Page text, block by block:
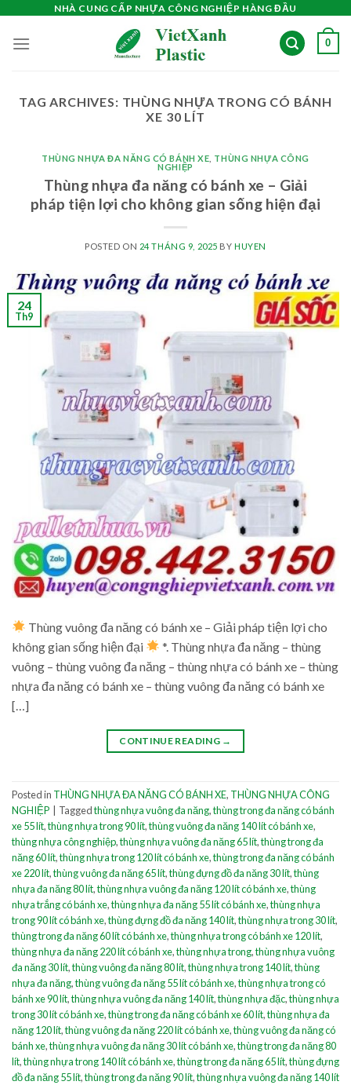
content
NHÀ CUNG CẤP NHỰA CÔNG NGHIỆP HÀNG ĐẦU
0
TAG ARCHIVES: THÙNG NHỰA TRONG CÓ BÁNH
XE 30 LÍT
THÙNG NHỰA ĐA NĂNG CÓ BÁNH XE THÙNG NHỰA CÔNG
NGHIỆP
Thùng nhựa đa năng có bánh xe – Giải
pháp tiện lợi cho không gian sống hiện đại
POSTED ON 24 THÁNG 9, 2025 BY HUYEN
24
Th9
Thùng vuông đa năng có bánh xe – Giải pháp tiện lợi cho
không gian sống hiện đại
*. Thùng nhựa đa năng – thùng
vuông – thùng vuông đa năng – thùng nhựa có bánh xe – thùng
nhựa đa năng có bánh xe – thùng vuông đa năng có bánh xe
[…]
CONTINUE READING →
Posted in THÙNG NHỰA ĐA NĂNG CÓ BÁNH XE, THÙNG NHỰA CÔNG
NGHIỆP
Taggedthùng nhựa vuông đa năng,thùng trong đa năng có bánh
xe 55 lít,thùng nhựa trong 90 lít,thùng vuông đa năng 140 lít có bánh xe,
thùng nhựa công nghiệp,thùng nhựa vuông đa năng 65 lít,thùng trong đa
năng 60 lít,thùng nhựa trong 120 lít có bánh xe,thùng trong đa năng có bánh
xe 220 lít,thùng vuông đa năng 65 lít,thùng đựng đồ đa năng 30 lít,thùng
nhựa đa năng 80 lít,thùng nhựa vuông đa năng 120 lít có bánh xe,thùng
nhựa trắng có bánh xe,thùng nhựa đa năng 55 lít có bánh xe,thùng nhựa
trong 90 lít có bánh xe,thùng đựng đồ đa năng 140 lít,thùng nhựa trong 30 lít,
thùng trong đa năng 60 lít có bánh xe,thùng nhựa trong có bánh xe 120 lít,
thùng nhựa đa năng 220 lít có bánh xe,thùng nhựa trong,thùng nhựa vuông
đa năng 30 lít,thùng vuông đa năng 80 lít,thùng nhựa trong 140 lít,thùng
nhựa đa năng,thùng vuông đa năng 55 lít có bánh xe,thùng nhựa trong có
bánh xe 90 lít,thùng nhựa vuông đa năng 140 lít,thùng nhựa đặc,thùng nhựa
trong 30 lít có bánh xe,thùng trong đa năng có bánh xe 60 lít,thùng nhựa đa
năng 120 lít,thùng vuông đa năng 220 lít có bánh xe,thùng vuông đa năng có
bánh xe,thùng nhựa vuông đa năng 30 lít có bánh xe,thùng trong đa năng 80
lít,thùng nhựa trong 140 lít có bánh xe,thùng trong đa năng 65 lít,thùng đựng
đồ đa năng 55 lít,thùng trong đa năng 90 lít,thùng nhựa vuông đa năng 140 lít